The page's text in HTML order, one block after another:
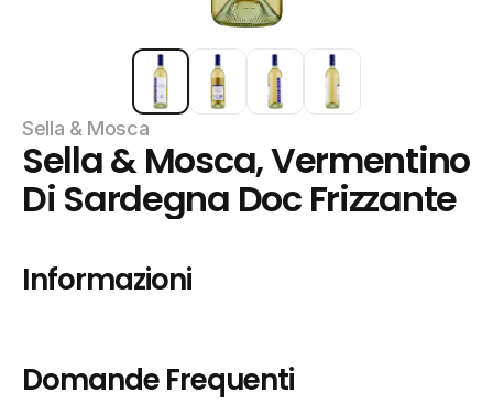
Sella & Mosca
Sella & Mosca, Vermentino
Di Sardegna Doc Frizzante
Informazioni
Domande Frequenti